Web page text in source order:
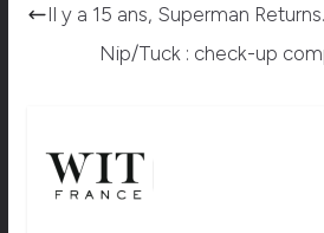
Il y a 15 ans, Superman
Nip/Tuck : check-up